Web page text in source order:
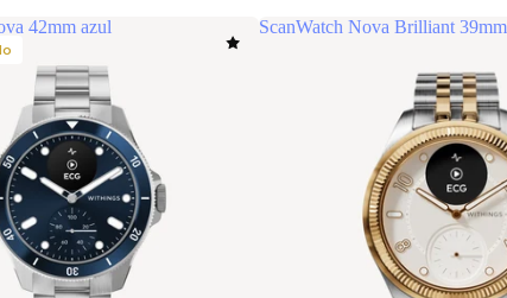
42mm azul ScanWatch Nova Brilliant